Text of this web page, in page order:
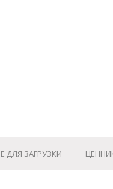
ДЛЯ ЗАГРУЗКИ